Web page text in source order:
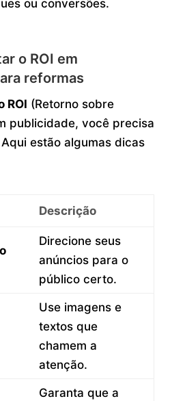
ou conversões.
o ROI em
reformas
ROI (Retorno sobre
publicidade, você precisa
estão algumas dicas
Descrição
Direcione seus
anúncios para o
público certo.
Use imagens e
textos que
chamem a
atenção.
Garanta que a